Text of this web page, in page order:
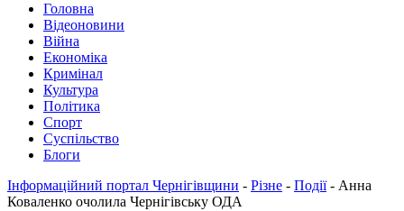
Головна
Відеоновини
Війна
Економіка
Кримінал
Культура
Політика
Спорт
Суспільство
Блоги
Інформаційний портал Чернігівщини - Різне - Події- Анна
Коваленко очолила Чернігівську ОДА